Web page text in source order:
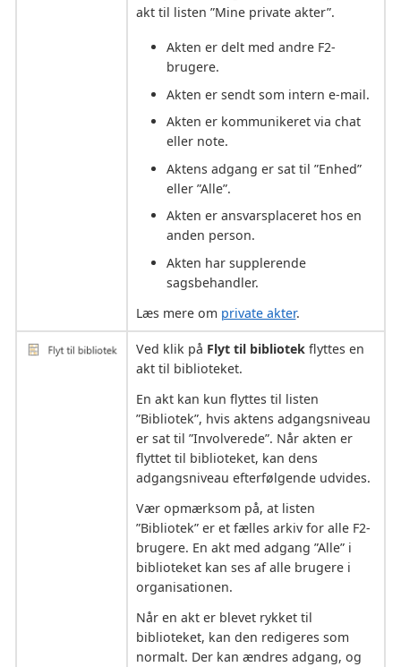
akt til listen ”Mine private akter”.
Akten er delt med andre F2-
brugere.
Akten er sendt som intern e-mail.
Akten er kommunikeret via chat
eller note.
Aktens adgang er sat til ”Enhed”
eller ”Alle”.
Akten er ansvarsplaceret hos en
anden person.
Akten har supplerende
sagsbehandler.
Læs mere om private akter.
Ved klik på Flyt til bibliotekflyttes en
akt til biblioteket.
En akt kan kun flyttes til listen
”Bibliotek”, hvis aktens adgangsniveau
er sat til ”Involverede”. Når akten er
flyttet til biblioteket, kan dens
adgangsniveau efterfølgende udvides.
Vær opmærksom på, at listen
”Bibliotek” er et fælles arkiv for alle F2-
brugere. En akt med adgang ”Alle” i
biblioteket kan ses af alle brugere i
organisationen.
Når en akt er blevet rykket til
biblioteket, kan den redigeres som
normalt. Der kan ændres adgang, og